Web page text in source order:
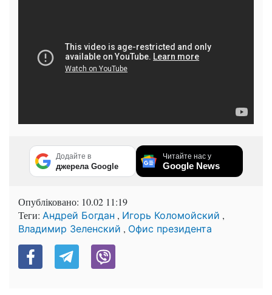
Додайте в
джерела Google
Читайте нас у
Google News
Опубліковано: 10.02 11:19
Теги: Андрей Богдан , Игорь Коломойский ,
Владимир Зеленский , Офис президента